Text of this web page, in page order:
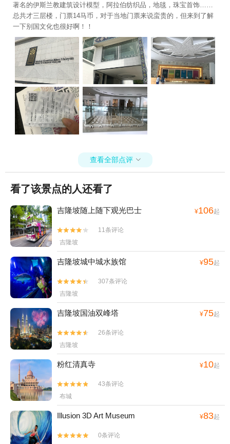
著名的伊斯兰教建筑设计模型，阿拉伯纺织品，地毯，珠宝首饰……
总共才三层楼，门票14马币，对于当地门票来说蛮贵的，但来到了解
一下别国文化也很好啊！！
查看全部点评 
看了该景点的人还看了
吉隆坡随上随下观光巴士 ¥106起


11条评论
吉隆坡
吉隆坡城中城水族馆 ¥95起


307条评论
吉隆坡
吉隆坡国油双峰塔 ¥75起


26条评论
吉隆坡
粉红清真寺 ¥10起


43条评论
布城
Illusion 3D Art Museum ¥83起


0条评论